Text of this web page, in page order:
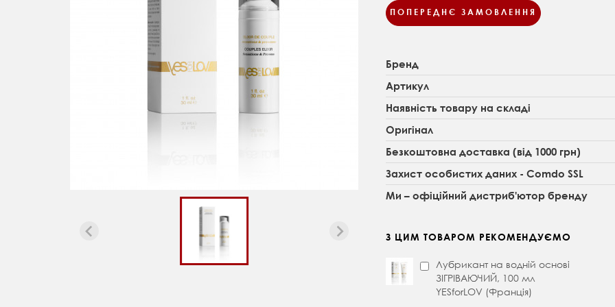
ПОПЕРЕДНЄ ЗАМОВЛЕННЯ
Бренд
Артикул
Наявність товару на складі
Оригінал
Безкоштовна доставка (від 1000 грн)
Захист особистих даних - Comdo SSL
Ми – офіційний дистриб'ютор бренду
З ЦИМ ТОВАРОМ РЕКОМЕНДУЄМО
Лубрикант на водній основі
ЗІГРІВАЮЧИЙ, 100 мл
YESforLOV (Франція)